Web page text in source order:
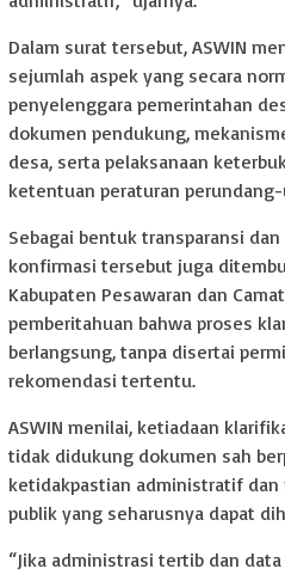
Dalam surat tersebut, ASWIN
sejumlah aspek yang secara
penyelenggara pemerintahan
dokumen pendukung,
desa, serta pelaksanaan
ketentuan peraturan
Sebagai bentuk transparansi
konfirmasi tersebut juga
Kabupaten Pesawaran dan
pemberitahuan bahwa proses
berlangsung, tanpa disertai
rekomendasi tertentu.
ASWIN menilai, ketiadaan
tidak didukung dokumen sah
ketidakpastian administratif dan
publik yang seharusnya dapat
“Jika administrasi tertib dan